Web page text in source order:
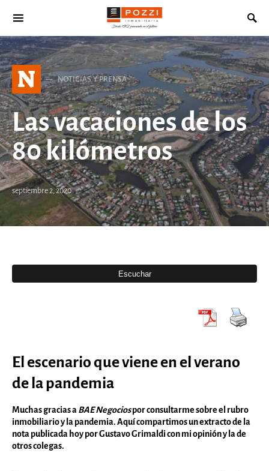
Search for:
N NOTICIAS Y PRENSA
Las vacaciones de los
80 kilómetros
septiembre 2, 2020
El escenario que viene en el verano
de la pandemia
Muchas gracias aBAE Negociospor consultarme sobre el rubro
inmobiliario y la pandemia. Aquí compartimos un extracto de la
nota publicada hoy por Gustavo Grimaldi con mi opinión y la de
otros colegas.